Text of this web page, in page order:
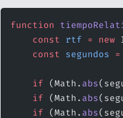
function
    const
rtf = new
    const
segundos =
    if
(Math. abs
    if
(Math. abs
    if
(Math. abs